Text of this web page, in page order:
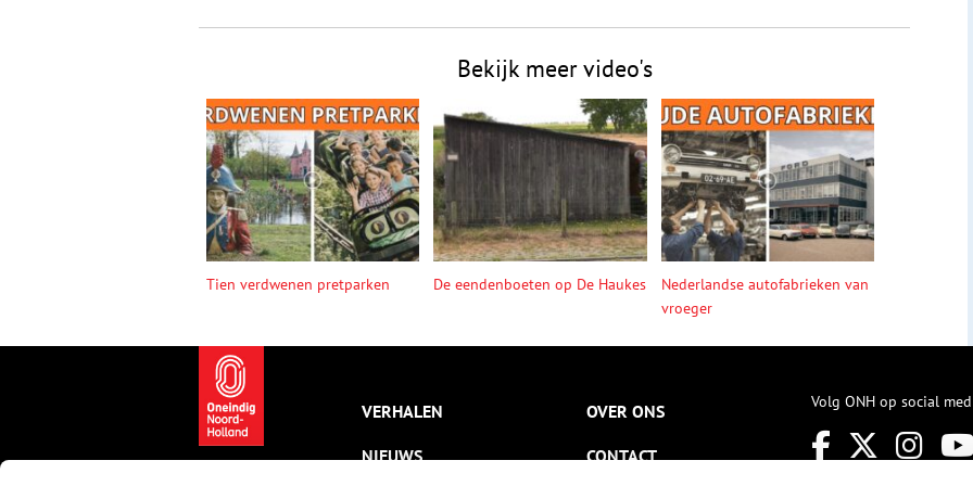
Bekijk meer video's
Tien verdwenen pretparken De eendenboeten op De Haukes
Nederlandse autofabrieken van
vroeger
VERHALEN
NIEUWS
OVER ONS
CONTACT
Volg ONH op social